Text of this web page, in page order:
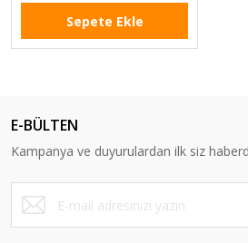
Sepete Ekle
E-BÜLTEN
Kampanya ve duyurulardan ilk siz